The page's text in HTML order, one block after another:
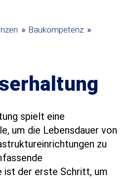
» Baukompetenz »
spielt eine
um die Lebensdauer von
zu
ist der erste Schritt, um